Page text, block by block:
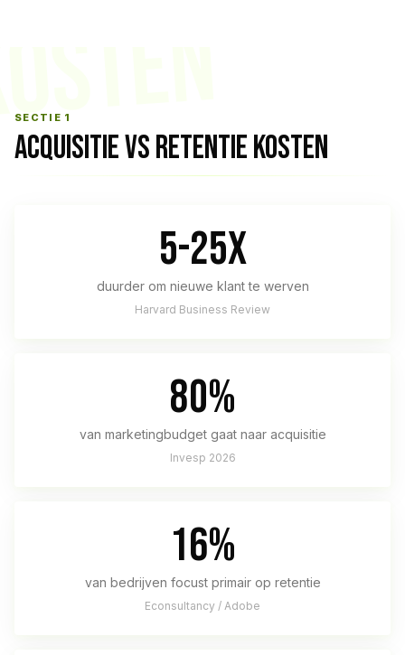
SECTIE 1
ACQUISITIE VS RETENTIE KOSTEN
5-25x
duurder om nieuwe klant te werven
Harvard Business Review
80%
van marketingbudget gaat naar acquisitie
Invesp 2026
16%
van bedrijven focust primair op retentie
Econsultancy / Adobe